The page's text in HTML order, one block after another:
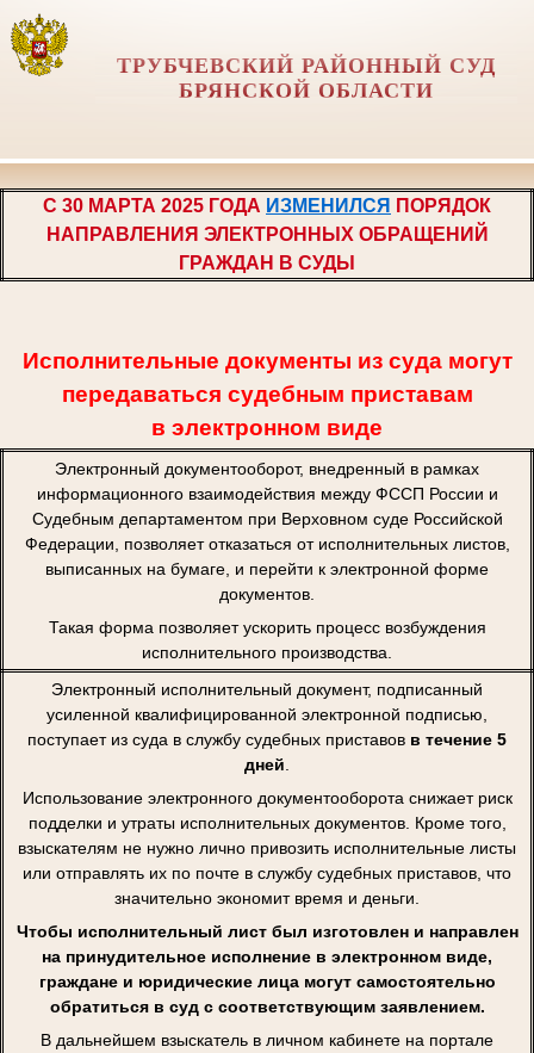
ТРУБЧЕВСКИЙ РАЙОННЫЙ СУД
БРЯНСКОЙ ОБЛАСТИ
С 30 МАРТА 2025 ГОДА ИЗМЕНИЛСЯ ПОРЯДОК
НАПРАВЛЕНИЯ ЭЛЕКТРОННЫХ ОБРАЩЕНИЙ
ГРАЖДАН В СУДЫ
Исполнительные документы из суда могут
передаваться судебным приставам
в электронном виде
Электронный документооборот, внедренный в рамках
информационного взаимодействия между ФССП России и
Судебным департаментом при Верховном суде Российской
Федерации, позволяет отказаться от исполнительных листов,
выписанных на бумаге, и перейти к электронной форме
документов.
Такая форма позволяет ускорить процесс возбуждения
исполнительного производства.
Электронный исполнительный документ, подписанный
усиленной квалифицированной электронной подписью,
поступает из суда в службу судебных приставов в течение 5
дней
Использование электронного документооборота снижает риск
подделки и утраты исполнительных документов. Кроме того,
взыскателям не нужно лично привозить исполнительные листы
или отправлять их по почте в службу судебных приставов, что
значительно экономит время и деньги.
Чтобы исполнительный лист был изготовлен и направлен
на принудительное исполнение в электронном виде,
граждане и юридические лица могут самостоятельно
обратиться в суд с соответствующим заявлением.
В дальнейшем взыскатель в личном кабинете на портале